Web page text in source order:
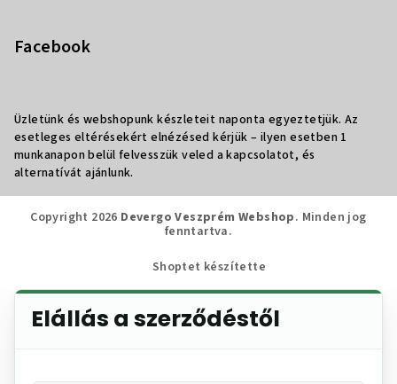
Facebook
Üzletünk és webshopunk készleteit naponta egyeztetjük. Az
esetleges eltérésekért elnézésed kérjük – ilyen esetben 1
munkanapon belül felvesszük veled a kapcsolatot, és
alternatívát ajánlunk.
Copyright 2026 Devergo Veszprém Webshop. Minden jog
fenntartva.
Shoptet készítette
Elállás a szerződéstől